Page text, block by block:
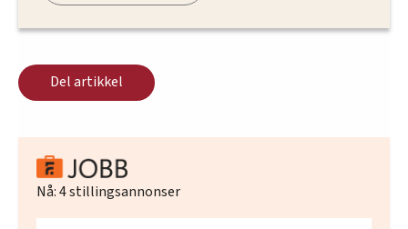
Del artikkel
Nå:4stillingsannonser